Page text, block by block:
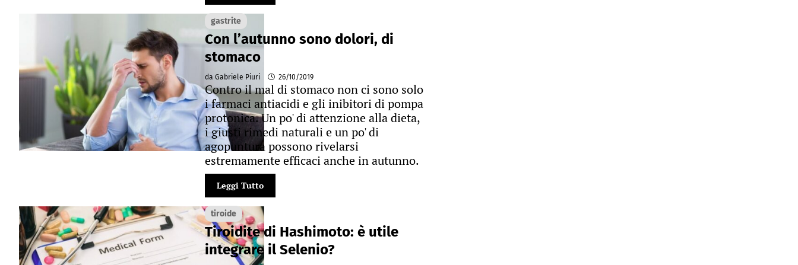
gastrite
Con l’autunno sono dolori, di
stomaco
da Gabriele Piuri 26/10/2019
Contro il mal di stomaco non ci sono solo
i farmaci antiacidi e gli inibitori di pompa
protonica. Un po' di attenzione alla dieta,
i giusti rimedi naturali e un po' di
agopuntura possono rivelarsi
estremamente efficaci anche in autunno.
Leggi Tutto
tiroide
Tiroidite di Hashimoto: è utile
integrare il Selenio?